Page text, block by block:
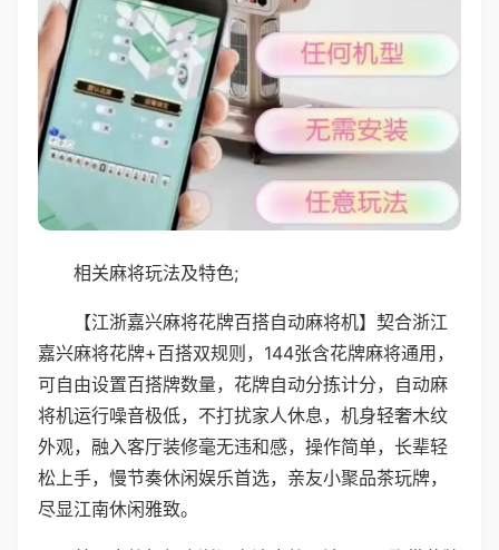
相关麻将玩法及特色;
【江浙嘉兴麻将花牌百搭自动麻将机】契合浙江
嘉兴麻将花牌+百搭双规则，144张含花牌麻将通用，
可自由设置百搭牌数量，花牌自动分拣计分，自动麻
将机运行噪音极低，不打扰家人休息，机身轻奢木纹
外观，融入客厅装修毫无违和感，操作简单，长辈轻
松上手，慢节奏休闲娱乐首选，亲友小聚品茶玩牌，
尽显江南休闲雅致。